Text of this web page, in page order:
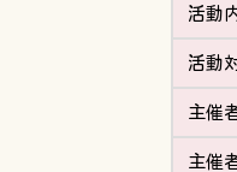
活動
活動
主催
主催